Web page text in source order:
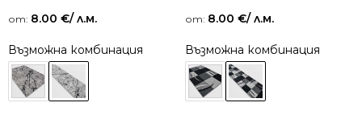
от: 8.00 €/ л.м.
Възможна комбинация
от: 8.00 €/ л.м.
Възможна комбинация